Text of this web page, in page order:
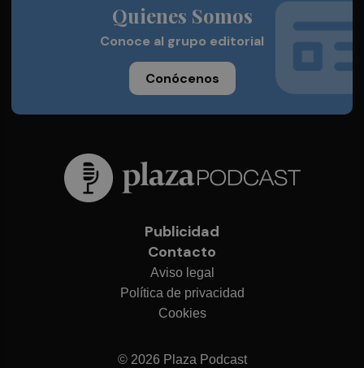
Quienes Somos
Conoce al grupo editorial
Conócenos
Publicidad
Contacto
Aviso legal
Política de privacidad
Cookies
© 2026 Plaza Podcast